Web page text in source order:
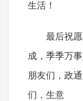
生活！
最后祝
成，季季万
朋友们，政
们，生意